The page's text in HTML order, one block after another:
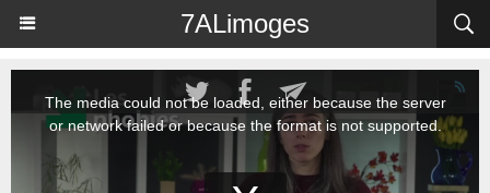
7ALimoges